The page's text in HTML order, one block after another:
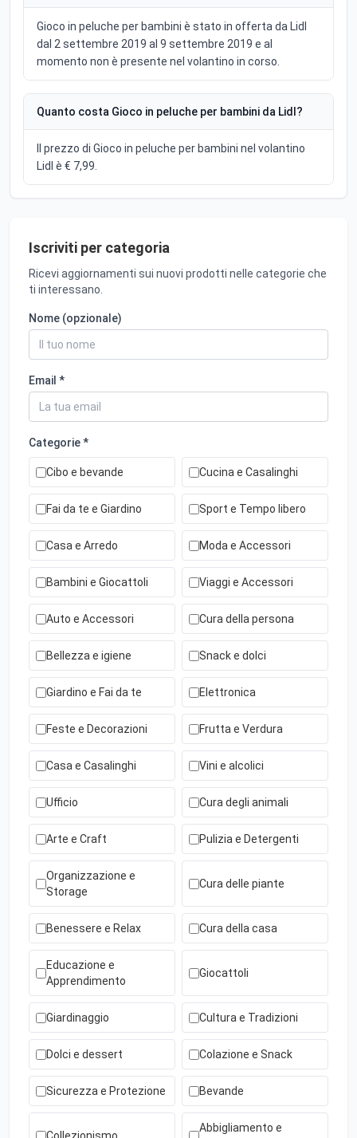
Gioco in peluche per bambini è stato in offerta da Lidl
dal 2 settembre 2019 al 9 settembre 2019 e al
momento non è presente nel volantino in corso.
Quanto costa Gioco in peluche per bambini da Lidl?
Il prezzo di Gioco in peluche per bambini nel volantino
Lidl è € 7,99.
Iscriviti per categoria
Ricevi aggiornamenti sui nuovi prodotti nelle categorie che
ti interessano.
Nome (opzionale)
Email *
Categorie *
Cibo e bevande Cucina e Casalinghi
Fai da te e Giardino Sport e Tempo libero
Casa e Arredo Moda e Accessori
Bambini e Giocattoli Viaggi e Accessori
Auto e Accessori Cura della persona
Bellezza e igiene Snack e dolci
Giardino e Fai da te Elettronica
Feste e Decorazioni Frutta e Verdura
Casa e Casalinghi Vini e alcolici
Ufficio Cura degli animali
Arte e Craft Pulizia e Detergenti
Organizzazione e
Storage
Cura delle piante
Benessere e Relax Cura della casa
Educazione e
Apprendimento
Giocattoli
Giardinaggio Cultura e Tradizioni
Dolci e dessert Colazione e Snack
Sicurezza e Protezione Bevande
Abbigliamento e